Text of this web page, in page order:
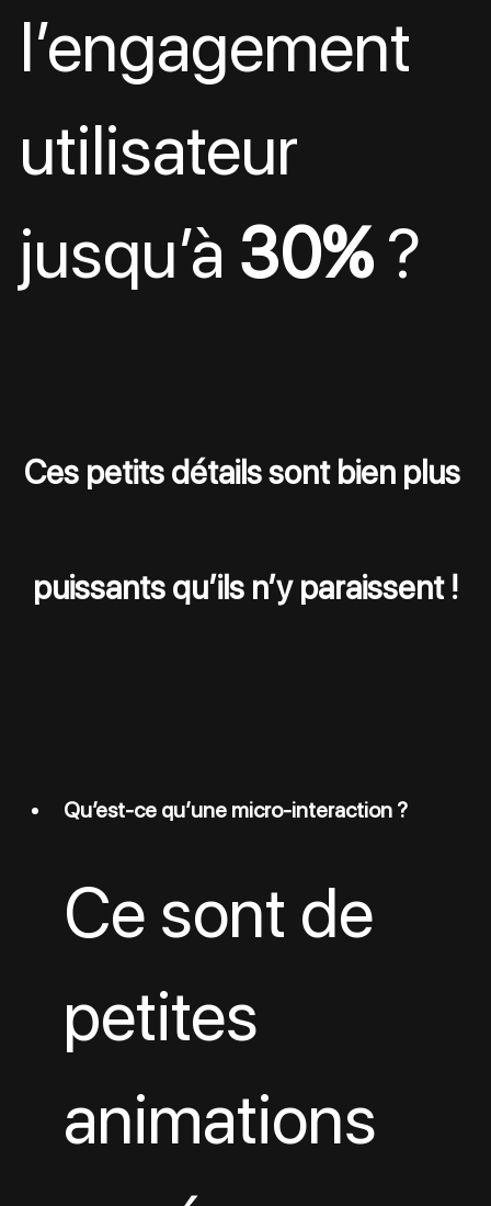
l’engagement
utilisateur
jusqu’à 30% ?
Ces petits détails sont bien plus
puissants qu’ils n’y paraissent !
Qu’est-ce qu’une micro-interaction ?
Ce sont de
petites
animations